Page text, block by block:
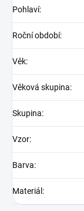
Pohlaví:
Roční období:
Věk:
Věková skupina:
Skupina:
Vzor:
Barva:
Materiál :